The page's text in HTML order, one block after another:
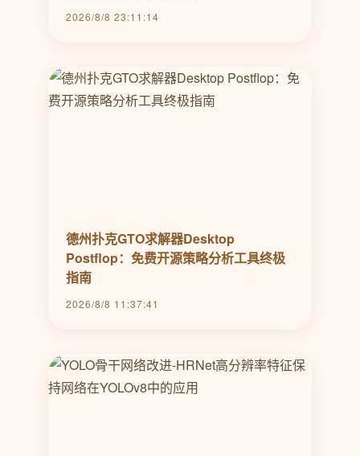
2026/8/8 23:11:14
德州扑克GTO求解器Desktop
Postflop：免费开源策略分析工具终极
指南
2026/8/8 11:37:41